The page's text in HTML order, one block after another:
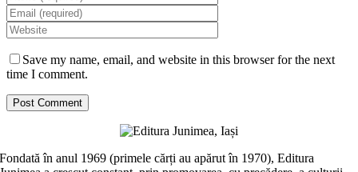
Save my name, email, and website in this browser for the next
time I comment.
Fondată în anul 1969 (primele cărți au apărut în 1970), Editura